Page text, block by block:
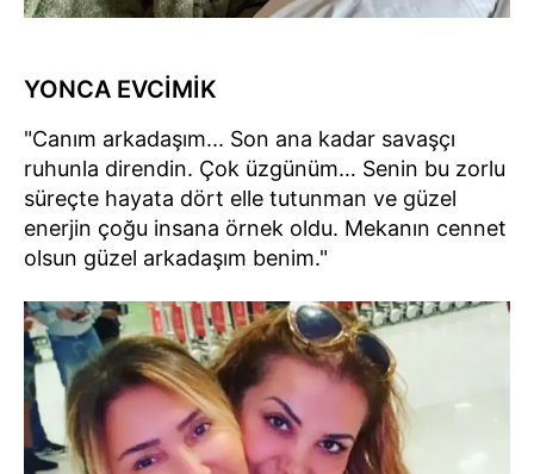
YONCA EVCİMİK
"Canım arkadaşım... Son ana kadar savaşçı
ruhunla direndin. Çok üzgünüm… Senin bu zorlu
süreçte hayata dört elle tutunman ve güzel
enerjin çoğu insana örnek oldu. Mekanın cennet
olsun güzel arkadaşım benim."